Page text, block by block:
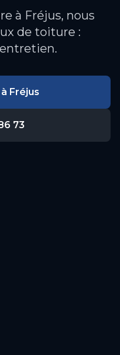
à Fréjus, nous
de toiture :
Fréjus
73